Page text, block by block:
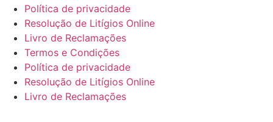
Política de privacidade
Resolução de Litígios Online
Livro de Reclamações
Termos e Condições
Política de privacidade
Resolução de Litígios Online
Livro de Reclamações